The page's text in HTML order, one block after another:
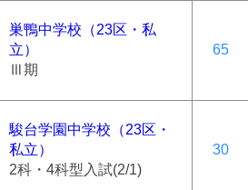
巣鴨中学校（23区・私
立）
Ⅲ期
65
駿台学園中学校（23区・
私立）
2科・4科型入試(2/1)
30